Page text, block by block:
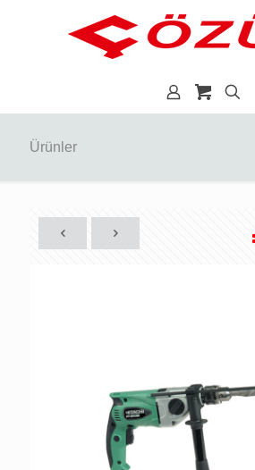
Ürünler